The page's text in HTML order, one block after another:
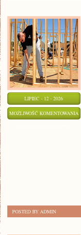
LIPIEC - 12 - 2026
MOŻLIWOŚĆ KOMENTOWANIA
POSTED BY ADMIN